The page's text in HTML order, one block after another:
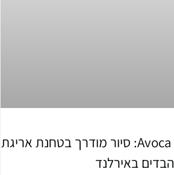
טחנת האריגה Avoca Mill: סיור מודרך בטחנת אריגת
הבדים באירלנד